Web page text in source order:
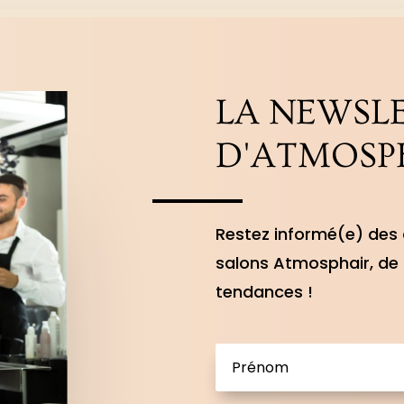
LA
Restez informé(e)
salons Atmosphair,
tendances !